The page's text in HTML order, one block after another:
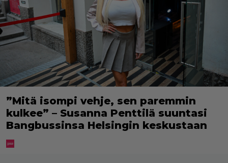
”Mitä isompi vehje, sen paremmin
kulkee” – Susanna Penttilä suuntasi
Bangbussinsa Helsingin keskustaan